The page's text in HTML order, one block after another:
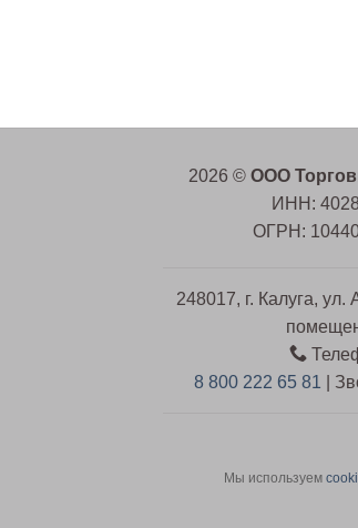
2026 © ООО
ИНН:
ОГРН:
248017, г. Калуга, ул.
8 800 222 65 81 |
Мы используем